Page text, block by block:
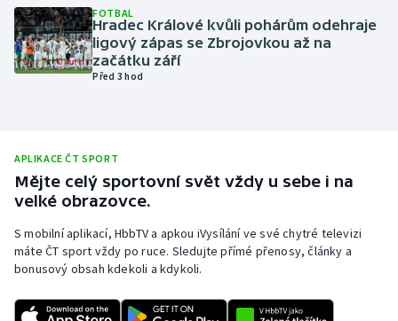
Plavání
Plážový volejbal
Rychlobruslení
Rychlostní kanoistika
Short track
FOTBAL
Hradec Králové kvůli pohárům odehraje
ligový zápas se Zbrojovkou až na
začátku září
Před 3 hod
APLIKACE ČT SPORT
Mějte celý sportovní svět vždy u sebe i na
velké obrazovce.
S mobilní aplikací, HbbTV a apkou iVysílání ve své chytré televizi
máte ČT sport vždy po ruce. Sledujte přímé přenosy, články a
bonusový obsah kdekoli a kdykoli.